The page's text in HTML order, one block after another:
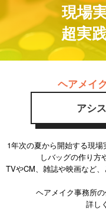
イベント
TikTok Awards Japan/Netﬂix
ソーマン上映舞台挨拶/ハイキ
ト/スタバ新商品イベント など
雑誌・スチール
現場
超実
ヘアメイ
アシ
1年次の夏から開始する現
しバッグの作り方
TVやCM、雑誌や映画など
ヘアメイク事務所
詳し